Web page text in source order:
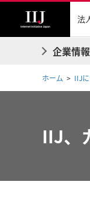
法
企業情
ホーム IIJ
IIJ、